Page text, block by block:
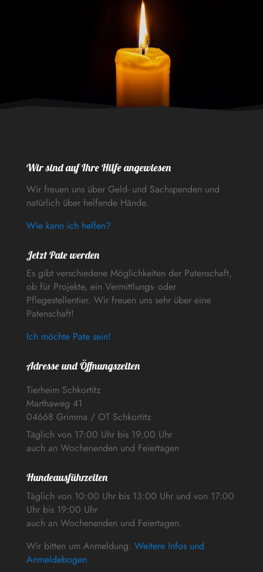
Wir sind auf Ihre Hilfe angewiesen
Wir freuen uns über Geld- und Sachspenden und
natürlich über helfende Hände.
Wie kann ich helfen?
Jetzt Pate werden
Es gibt verschiedene Möglichkeiten der Patenschaft,
ob für Projekte, ein Vermittlungs- oder
Pflegestellentier. Wir freuen uns sehr über eine
Patenschaft!
Ich möchte Pate sein!
Adresse und Öffnungszeiten
Tierheim Schkortitz
Marthaweg 41
04668 Grimma / OT Schkortitz
Täglich von 17:00 Uhr bis 19:00 Uhr
auch an Wochenenden und Feiertagen
Hundeausführzeiten
Täglich von 10:00 Uhr bis 13:00 Uhr und von 17:00
Uhr bis 19:00 Uhr
auch an Wochenenden und Feiertagen.
Wir bitten um Anmeldung: Weitere Infos und
Anmeldebogen